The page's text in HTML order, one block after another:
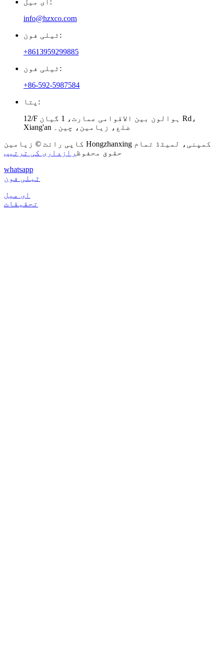
info@hzxco.com
ٹیلی فون:
+8613959299885
ٹیلی فون:
+86-592-5987584
پتا:
12/F ہوالون بین الاقوامی عمارت، 1 گیان Rd،
Xiang'an ضلع، زیامین، چین۔
کاپی رائٹ © زیامین Hongzhanxing کمپنی، لمیٹڈ تمام
حقوق محفوظ رازداری کی ترتیب
whatsapp
ٹیلی فون
ای میل
تحقیقات